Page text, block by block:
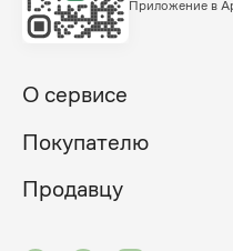
Приложение в
О сервисе
Покупателю
Продавцу